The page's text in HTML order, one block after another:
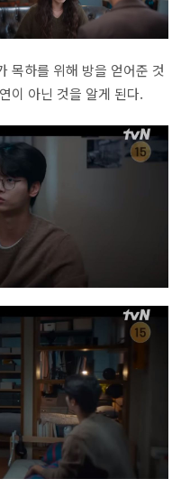
목하를 위해 방을 얻어준 것
이 아닌 것을 알게 된다.